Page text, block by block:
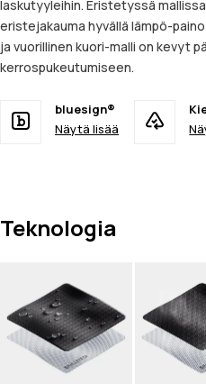
laskutyyleihin. Eristetyssä
eristejakauma hyvällä lämpö-
ja vuorillinen kuori-malli on kevyt
kerrospukeutumiseen.
bluesign®
Näytä lisää
Teknologia